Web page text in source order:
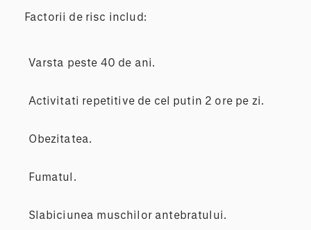
Factorii de risc includ:
Varsta peste 40 de ani.
Activitati repetitive de cel putin 2 ore pe zi.
Obezitatea.
Fumatul.
Slabiciunea muschilor antebratului.